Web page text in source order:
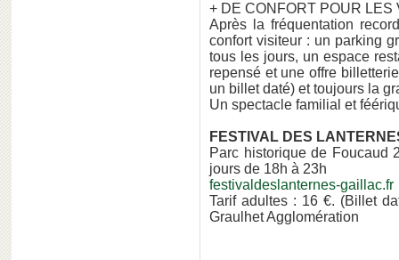
+ DE CONFORT POUR LES
Après la fréquentation
confort visiteur : un parking
tous les jours, un espace
repensé et une offre
un billet daté) et toujours la
Un spectacle familial et
FESTIVAL DES
Parc historique de Foucaud
jours de 18h à 23h
festivaldeslanternes-gaillac.fr
Tarif adultes : 16 €. (Billet
Graulhet Agglomération